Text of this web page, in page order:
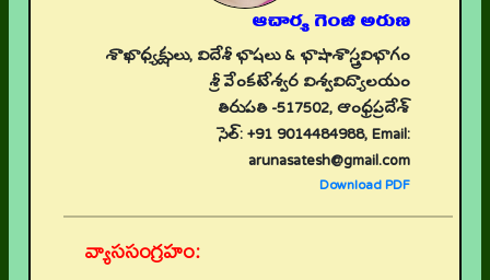
ఆచార్య గెంజి అరుణ
శాఖాధ్యక్షులు, విదేశీ భాషలు & భాషాశాస్త్రవిభాగం
శ్రీ వేంకటేశ్వర విశ్వవిద్యాలయం
తిరుపతి -517502, ఆంధ్రప్రదేశ్
సెల్: +91 9014484988, Email:
arunasatesh@gmail.com
Download PDF
వ్యాససంగ్రహం: